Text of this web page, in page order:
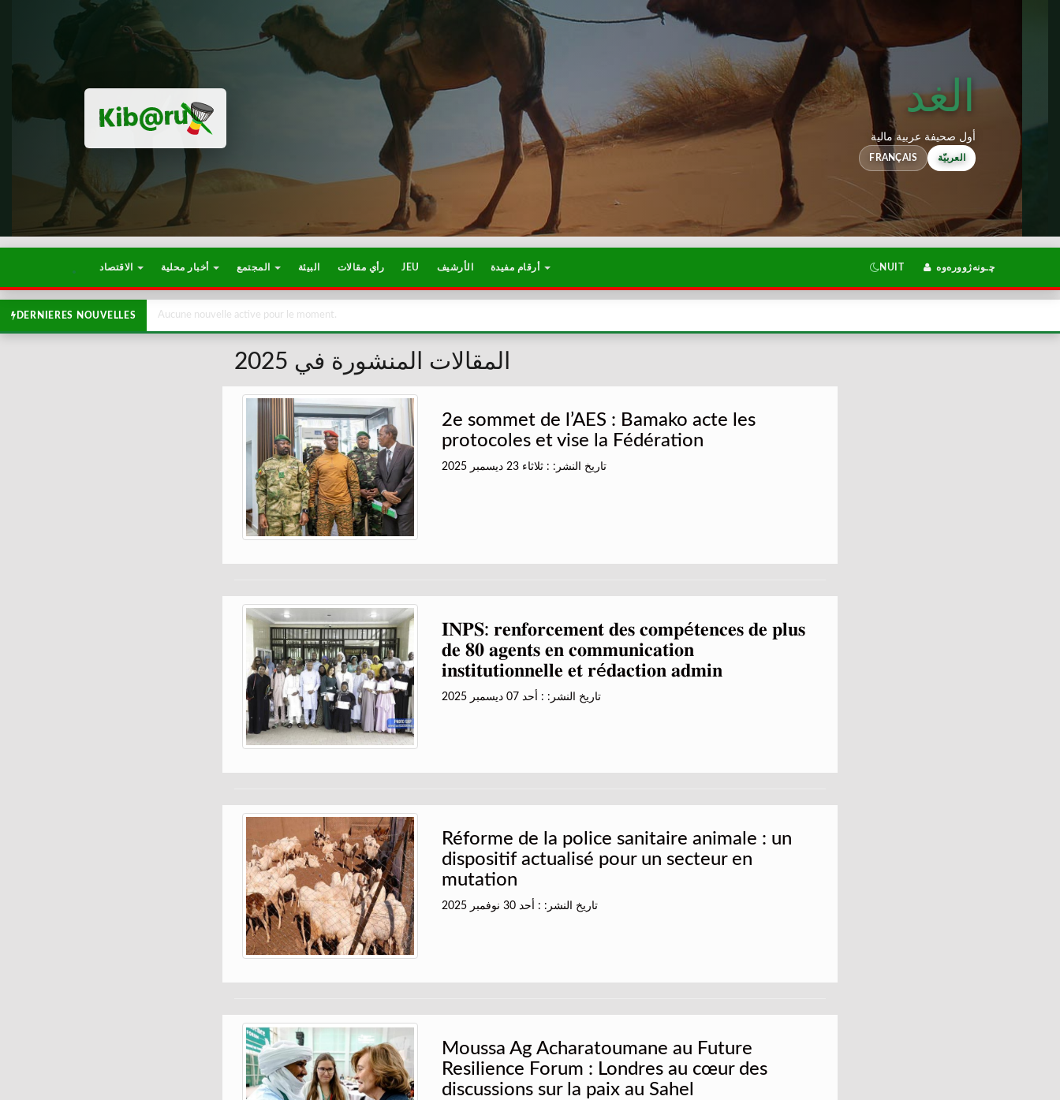
الغد
أول صحيفة عربية مالية
FRANÇAIS العربيّة
البيئة رأي مقالات JEU الأرشيف NUIT چـونەژوورەوە
DERNIERES NOUVELLES Aucune nouvelle active pour le moment.
المقالات المنشورة في 2025
2e sommet de l’AES : Bamako acte les
protocoles et vise la Fédération
تاريخ النشر: : ثلاثاء 23 ديسمبر 2025
𝐈𝐍𝐏𝐒: 𝐫𝐞𝐧𝐟𝐨𝐫𝐜𝐞𝐦𝐞𝐧𝐭 𝐝𝐞𝐬 𝐜𝐨𝐦𝐩é𝐭𝐞𝐧𝐜𝐞𝐬 𝐝𝐞 𝐩𝐥𝐮𝐬
𝐝𝐞 𝟖𝟎 𝐚𝐠𝐞𝐧𝐭𝐬 𝐞𝐧 𝐜𝐨𝐦𝐦𝐮𝐧𝐢𝐜𝐚𝐭𝐢𝐨𝐧
𝐢𝐧𝐬𝐭𝐢𝐭𝐮𝐭𝐢𝐨𝐧𝐧𝐞𝐥𝐥𝐞 𝐞𝐭 𝐫é𝐝𝐚𝐜𝐭𝐢𝐨𝐧 𝐚𝐝𝐦𝐢𝐧
تاريخ النشر: : أحد 07 ديسمبر 2025
Réforme de la police sanitaire animale : un
dispositif actualisé pour un secteur en
mutation
تاريخ النشر: : أحد 30 نوفمبر 2025
Moussa Ag Acharatoumane au Future
Resilience Forum : Londres au cœur des
discussions sur la paix au Sahel